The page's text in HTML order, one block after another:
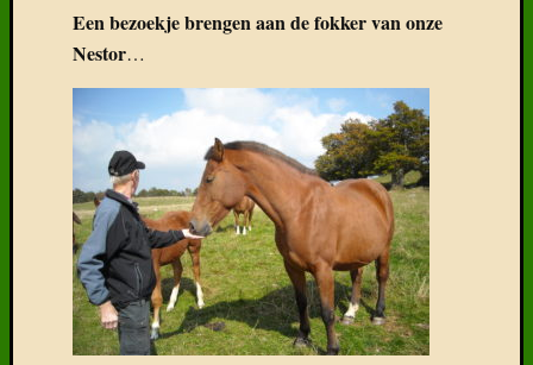
Een bezoekje brengen aan de fokker van onze
Nestor…